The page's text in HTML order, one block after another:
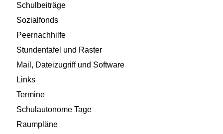
Schulbeiträge
Sozialfonds
Peernachhilfe
Stundentafel und Raster
Mail, Dateizugriff und Software
Links
Termine
Schulautonome Tage
Raumpläne